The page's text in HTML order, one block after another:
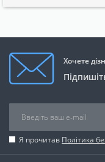
Хочете
Я прочитав Політика